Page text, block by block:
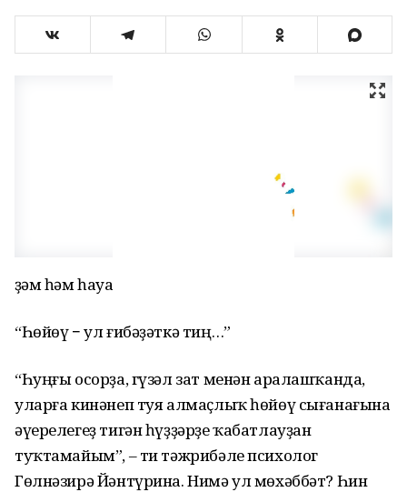
Әҙәм һәм һауа
“Һөйөү − ул ғибәҙәткә тиң…”
“Һуңғы осорҙа, гүзәл зат менән аралашҡанда,
уларға кинәнеп туя алмаҫлыҡ һөйөү сығанағына
әүерелегеҙ тигән һүҙҙәрҙе ҡабатлауҙан
туҡтамайым”, ‒ ти тәжрибәле психолог
Гөлнәзирә Йәнтүрина. Нимә ул мөхәббәт? Һин